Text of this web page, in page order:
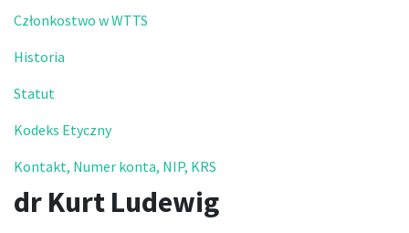
Członkostwo w WTTS
Historia
Statut
Kodeks Etyczny
Kontakt, Numer konta, NIP, KRS
dr Kurt Ludewig